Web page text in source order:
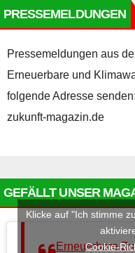
PRESSEMELDUNGEN
Pressemeldungen aus
Erneuerbare und
folgende Adresse
zukunft-magazin.de
GEFÄLLT UNSER
Erneuerbare
Klicke auf "Ich stimme
Cookie-